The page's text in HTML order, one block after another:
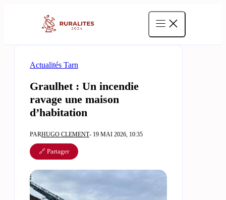
Actualités Tarn
Graulhet : Un incendie
ravage une maison
d’habitation
PARHUGO CLEMENT- 19 MAI 2026, 10:35
🔗 Partager